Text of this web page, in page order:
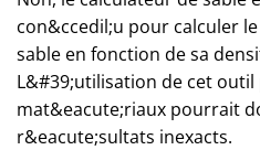
con&ccedil;u pour calculer
sable en fonction de sa
L&#39;utilisation de cet
mat&eacute;riaux pourrait
r&eacute;sultats inexacts.